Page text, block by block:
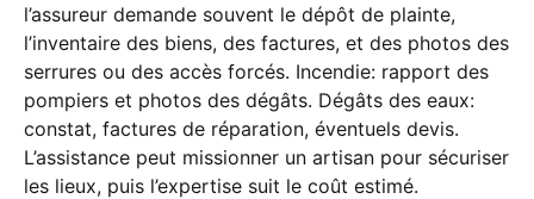
l’assureur demande souvent le dépôt de plainte,
l’inventaire des biens, des factures, et des photos des
serrures ou des accès forcés. Incendie: rapport des
pompiers et photos des dégâts. Dégâts des eaux:
constat, factures de réparation, éventuels devis.
L’assistance peut missionner un artisan pour sécuriser
les lieux, puis l’expertise suit le coût estimé.